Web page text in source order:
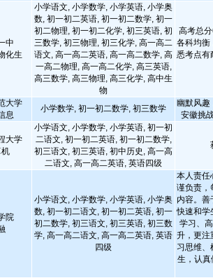
中
化生
小学语文, 小学数学, 小学英语, 小学奥
数, 初一初二英语, 初一初二数学, 初一
初二物理, 初一初二化学, 初三英语, 初
三数学, 初三物理, 初三化学, 高一高二
语文, 高一高二英语, 高一高二数学, 高
一高二物理, 高一高二化学, 高三英语,
高三数学, 高三物理, 高三化学, 高中生
物
高考总
各科均衡
悉考点有
大学
息
小学数学, 初一初二数学, 初三数学
幽默风趣
安徽挑
大学
小学语文, 小学数学, 小学英语, 初一初
二语文, 初一初二英语, 初一初二数学,
初三语文, 初三英语, 初中历史, 高一高
二语文, 高一高二英语, 英语四级
院
小学语文, 小学数学, 小学英语, 小学奥
数, 初一初二语文, 初一初二英语, 初一
初二数学, 初三语文, 初三英语, 初三数
学, 高一高二语文, 高一高二英语, 英语
四级
本人责任
谨负责，
内容。善
快速和学
学习、
升，更注
习思维、
生，认真